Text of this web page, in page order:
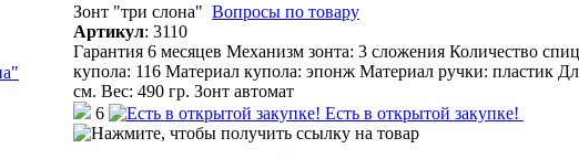
Зонт "три слона" Вопросы по товару
Артикул: 3110
Гарантия 6 месяцев Механизм зонта: 3 сложения Количество
купола: 116 Материал купола: эпонж Материал ручки: пластик
см. Вес: 490 гр. Зонт автомат
6
Есть в открытой закупке!